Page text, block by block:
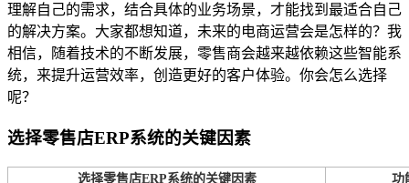
理解自己的需求，结合具体的业务场景，才能找到最适合自己
的解决方案。大家都想知道，未来的电商运营会是怎样的？我
相信，随着技术的不断发展，零售商会越来越依赖这些智能系
统，来提升运营效率，创造更好的客户体验。你会怎么选择
呢？
选择零售店ERP系统的关键因素
选择零售店ERP系统的关键因素 功